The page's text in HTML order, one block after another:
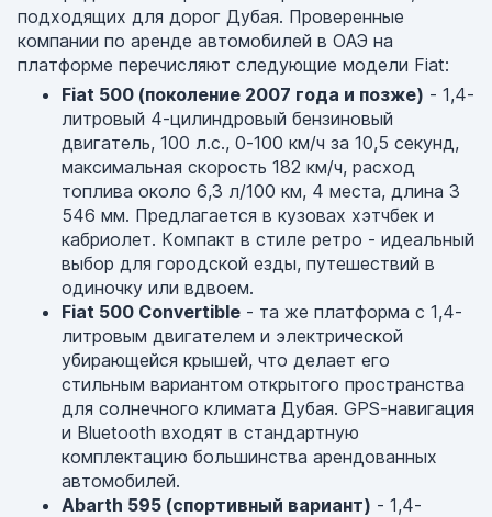
подходящих для дорог Дубая. Проверенные
компании по аренде автомобилей в ОАЭ на
платформе перечисляют следующие модели Fiat:
Fiat 500 (поколение 2007 года и позже) - 1,4-
литровый 4-цилиндровый бензиновый
двигатель, 100 л.с., 0-100 км/ч за 10,5 секунд,
максимальная скорость 182 км/ч, расход
топлива около 6,3 л/100 км, 4 места, длина 3
546 мм. Предлагается в кузовах хэтчбек и
кабриолет. Компакт в стиле ретро - идеальный
выбор для городской езды, путешествий в
одиночку или вдвоем.
Fiat 500 Convertible - та же платформа с 1,4-
литровым двигателем и электрической
убирающейся крышей, что делает его
стильным вариантом открытого пространства
для солнечного климата Дубая. GPS-навигация
и Bluetooth входят в стандартную
комплектацию большинства арендованных
автомобилей.
Abarth 595 (спортивный вариант) - 1,4-